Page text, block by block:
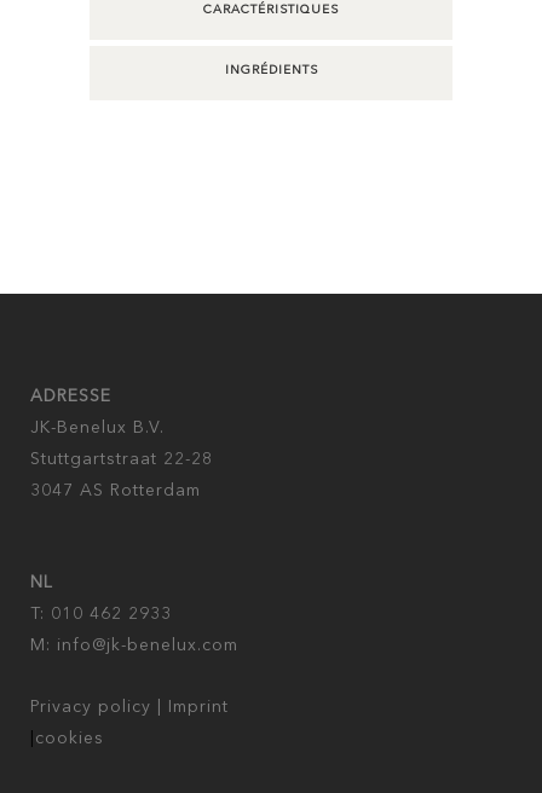
CARACTÉRISTIQUES
INGRÉDIENTS
ADRESSE
JK-Benelux B.V.
Stuttgartstraat 22-28
3047 AS Rotterdam
NL
T: 010 462 2933
M: info@jk-benelux.com
Privacy policy
Imprint
cookies